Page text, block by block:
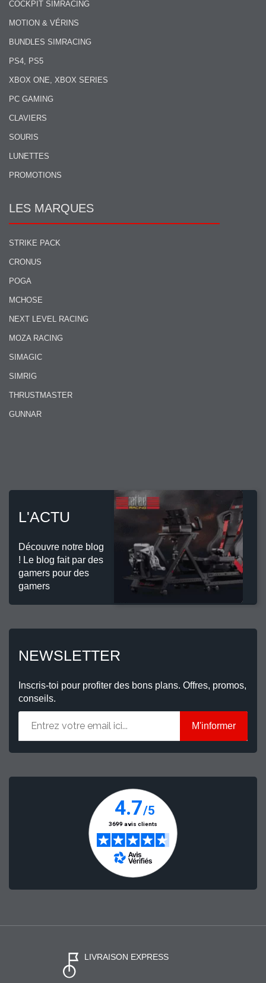
COCKPIT SIMRACING
MOTION & VÉRINS
BUNDLES SIMRACING
PS4, PS5
XBOX ONE, XBOX SERIES
PC GAMING
CLAVIERS
SOURIS
LUNETTES
PROMOTIONS
LES MARQUES
STRIKE PACK
CRONUS
POGA
MCHOSE
NEXT LEVEL RACING
MOZA RACING
SIMAGIC
SIMRIG
THRUSTMASTER
GUNNAR
L'ACTU
Découvre notre blog
! Le blog fait par des
gamers pour des
gamers
NEWSLETTER
Inscris-toi pour profiter des bons plans. Offres, promos,
conseils.
M'informer
LIVRAISON EXPRESS